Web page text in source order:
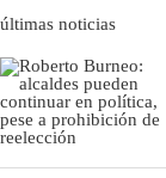
últimas noticias